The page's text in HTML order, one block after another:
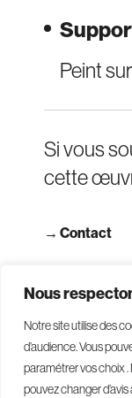
Nous
Notre site utilise des
d’audience. Vous
paramétrer vos choix
pouvez changer
Peint
Si vous
cette
→ Contact